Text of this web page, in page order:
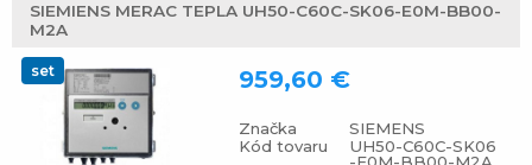
SIEMIENS MERAC TEPLA UH50-C60C-SK06-E0M-BB00-
M2A
set
Značka
SIEMENS
Kód tovaru
UH50-C60C-SK06
959,60 €